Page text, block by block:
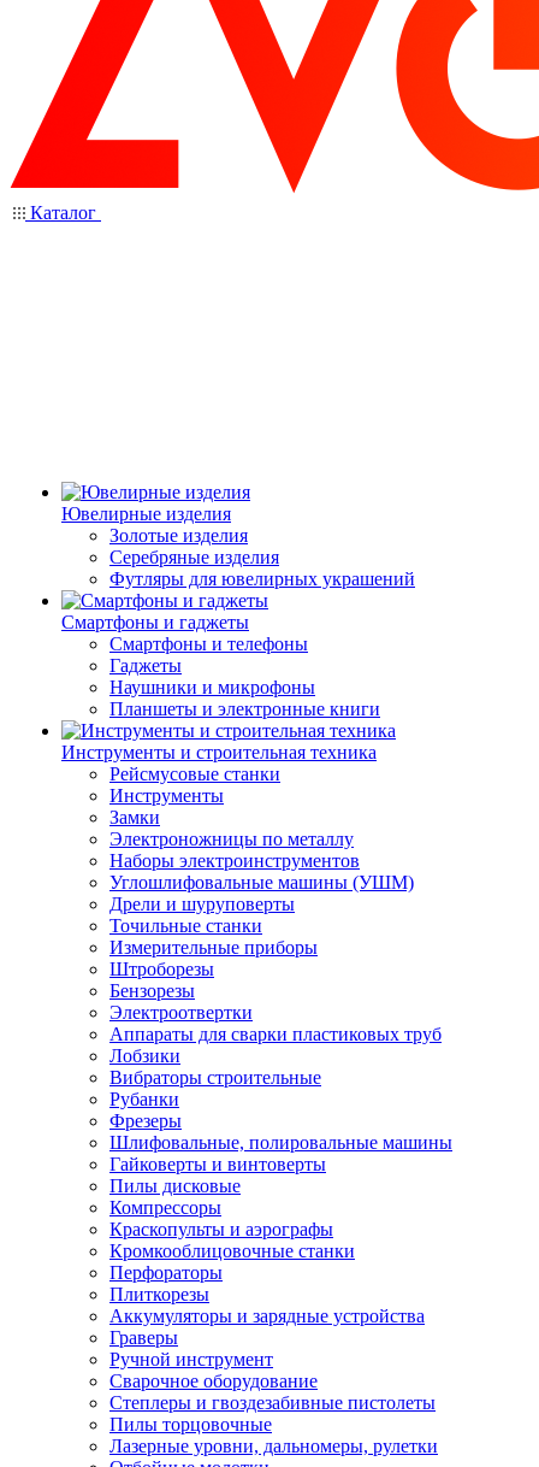
Каталог
Ювелирные изделия
Золотые изделия
Серебряные изделия
Футляры для ювелирных украшений
Смартфоны и гаджеты
Смартфоны и телефоны
Гаджеты
Наушники и микрофоны
Планшеты и электронные книги
Инструменты и строительная техника
Рейсмусовые станки
Инструменты
Замки
Электроножницы по металлу
Наборы электроинструментов
Углошлифовальные машины (УШМ)
Дрели и шуруповерты
Точильные станки
Измерительные приборы
Штроборезы
Бензорезы
Электроотвертки
Аппараты для сварки пластиковых труб
Лобзики
Вибраторы строительные
Рубанки
Фрезеры
Шлифовальные, полировальные машины
Гайковерты и винтоверты
Пилы дисковые
Компрессоры
Краскопульты и аэрографы
Кромкооблицовочные станки
Перфораторы
Плиткорезы
Аккумуляторы и зарядные устройства
Граверы
Ручной инструмент
Сварочное оборудование
Степлеры и гвоздезабивные пистолеты
Пилы торцовочные
Лазерные уровни, дальномеры, рулетки